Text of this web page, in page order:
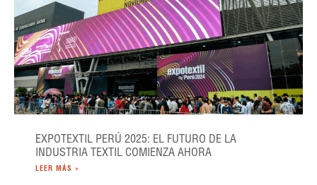
EXPOTEXTIL PERÚ 2025: EL FUTURO DE LA
INDUSTRIA TEXTIL COMIENZA AHORA
LEER MÁS »